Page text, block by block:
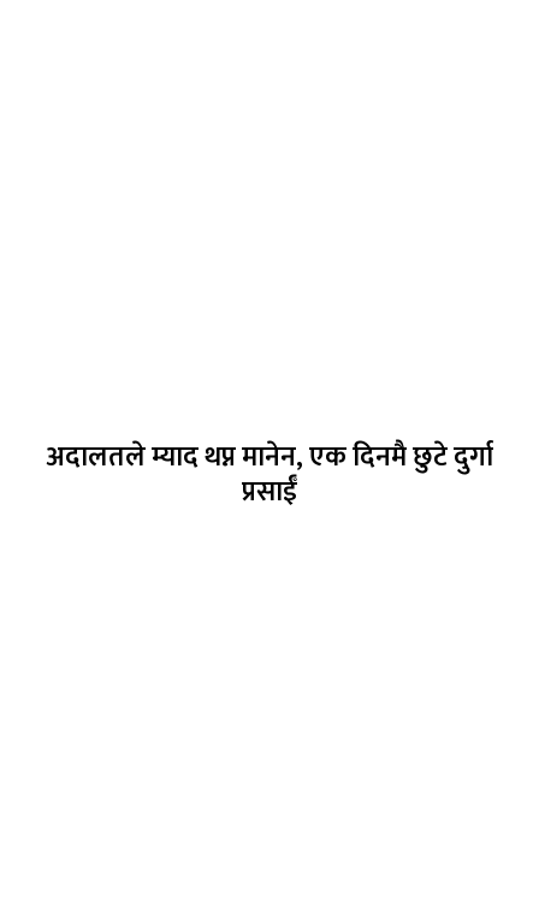
अदालतले म्याद थप्न मानेन, एक दिनमै छुटे दुर्गा
प्रसाईँ